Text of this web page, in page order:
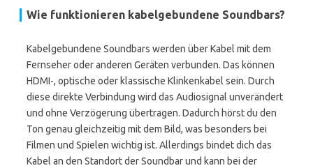
Wie funktionieren kabelgebundene Soundbars?
Kabelgebundene Soundbars werden über Kabel mit dem
Fernseher oder anderen Geräten verbunden. Das können
HDMI-, optische oder klassische Klinkenkabel sein. Durch
diese direkte Verbindung wird das Audiosignal unverändert
und ohne Verzögerung übertragen. Dadurch hörst du den
Ton genau gleichzeitig mit dem Bild, was besonders bei
Filmen und Spielen wichtig ist. Allerdings bindet dich das
Kabel an den Standort der Soundbar und kann bei der